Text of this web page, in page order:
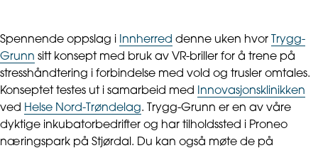
Spennende oppslag i Innherred denne uken hvor
Trygg-
Grunn sitt konsept med bruk av VR-briller for å trene på
stresshåndtering i forbindelse med vold og trusler omtales.
Konseptet testes ut i samarbeid med
Innovasjonsklinikken
ved Helse Nord-Trøndelag. Trygg-Grunn er en av våre
dyktige inkubatorbedrifter og har tilholdssted i Proneo
næringspark på Stjørdal. Du kan også møte de på